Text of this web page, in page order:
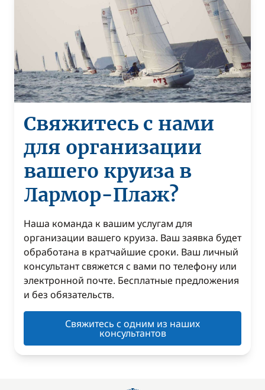
Свяжитесь с нами
для организации
вашего круиза в
Лармор-Плаж?
Наша команда к вашим услугам для
организации вашего круиза. Ваш заявка будет
обработана в кратчайшие сроки. Ваш личный
консультант свяжется с вами по телефону или
электронной почте. Бесплатные предложения
и без обязательств.
Свяжитесь с одним из наших
консультантов